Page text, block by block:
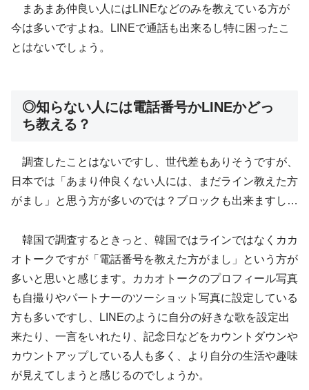
まあまあ仲良い人にはLINEなどのみを教えている方が
今は多いですよね。LINEで通話も出来るし特に困ったこ
とはないでしょう。
◎知らない人には電話番号かLINEかどっ
ち教える？
調査したことはないですし、世代差もありそうですが、
日本では「あまり仲良くない人には、まだライン教えた方
がまし」と思う方が多いのでは？ブロックも出来ますし…
韓国で調査するときっと、韓国ではラインではなくカカ
オトークですが「電話番号を教えた方がまし」という方が
多いと思いと感じます。カカオトークのプロフィール写真
も自撮りやパートナーのツーショット写真に設定している
方も多いですし、LINEのように自分の好きな歌を設定出
来たり、一言をいれたり、記念日などをカウントダウンや
カウントアップしている人も多く、より自分の生活や趣味
が見えてしまうと感じるのでしょうか。